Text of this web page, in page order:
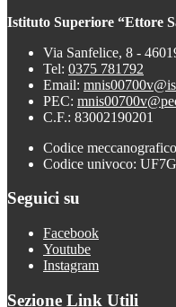
Istituto Superiore “Ettore
Via Sanfelice, 8 -
Tel: 0375 781792
Email:
PEC:
C.F.: 83002190201
Codice
Codice univoco:
Seguici su
Facebook
Youtube
Instagram
Sezione Link Utili